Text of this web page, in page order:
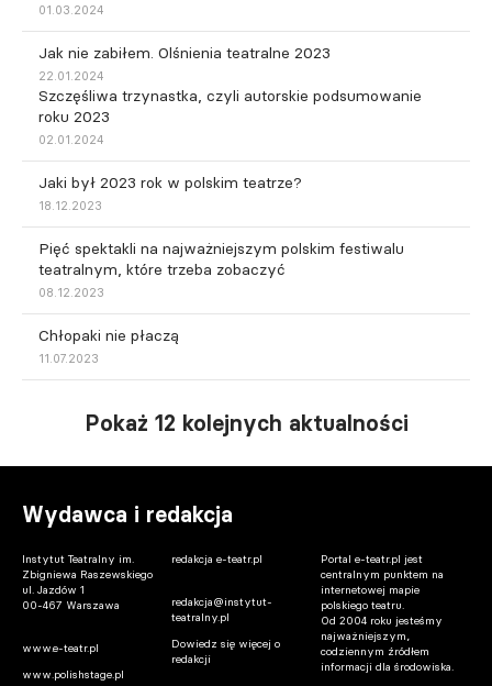
01.03.2024
Jak nie zabiłem. Olśnienia teatralne 2023
22.01.2024
Szczęśliwa trzynastka, czyli autorskie podsumowanie
roku 2023
02.01.2024
Jaki był 2023 rok w polskim teatrze?
18.12.2023
Pięć spektakli na najważniejszym polskim festiwalu
teatralnym, które trzeba zobaczyć
08.12.2023
Chłopaki nie płaczą
11.07.2023
Pokaż 12 kolejnych aktualności
Wydawca i redakcja
Instytut Teatralny im.
Zbigniewa Raszewskiego
ul. Jazdów 1
00-467 Warszawa
www.e-teatr.pl
www.polishstage.pl
redakcja e-teatr.pl
redakcja@instytut-
teatralny.pl
Dowiedz się więcej o
redakcji
Portal e-teatr.pl jest
centralnym punktem na
internetowej mapie
polskiego teatru.
Od 2004 roku jesteśmy
najważniejszym,
codziennym źródłem
informacji dla środowiska.